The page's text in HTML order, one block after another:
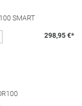
SMART
298,95 €*